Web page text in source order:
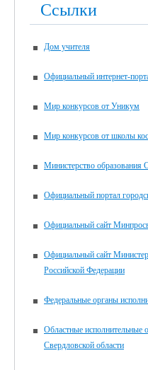
Ссылки
Дом учителя
Официальный интернет-
Мир конкурсов от Уникум
Мир конкурсов от школы
Министерство образования
Официальный портал
Официальный сайт
Официальный сайт
Российской Федерации
Федеральные органы
Областные исполнительные
Свердловской области